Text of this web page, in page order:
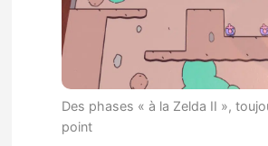
Des phases « à la Zelda II »,
point